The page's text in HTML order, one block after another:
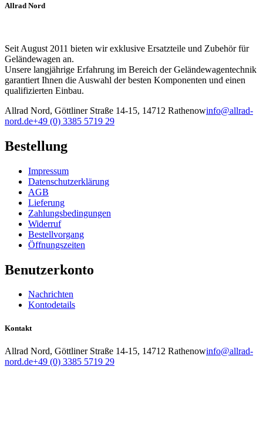
Allrad Nord
Seit August 2011 bieten wir exklusive Ersatzteile und Zubehör für
Geländewagen an.
Unsere langjährige Erfahrung im Bereich der Geländewagentechnik
garantiert Ihnen die Auswahl der besten Komponenten und einen
qualifizierten Einbau.
Allrad Nord, Göttliner Straße 14-15, 14712 Rathenowinfo@allrad-
nord.de+49 (0) 3385 5719 29
Bestellung
Impressum
Datenschutzerklärung
AGB
Lieferung
Zahlungsbedingungen
Widerruf
Bestellvorgang
Öffnungszeiten
Benutzerkonto
Nachrichten
Kontodetails
Kontakt
Allrad Nord, Göttliner Straße 14-15, 14712 Rathenowinfo@allrad-
nord.de+49 (0) 3385 5719 29